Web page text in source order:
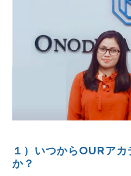
１）いつからOURア
か？